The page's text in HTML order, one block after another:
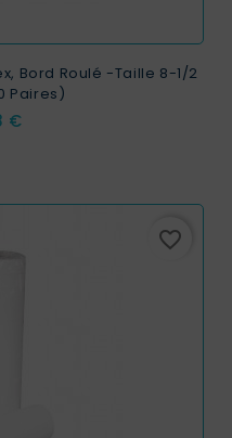
Bord Roulé -taille 8-1/2
Paires)
€
favorite_border